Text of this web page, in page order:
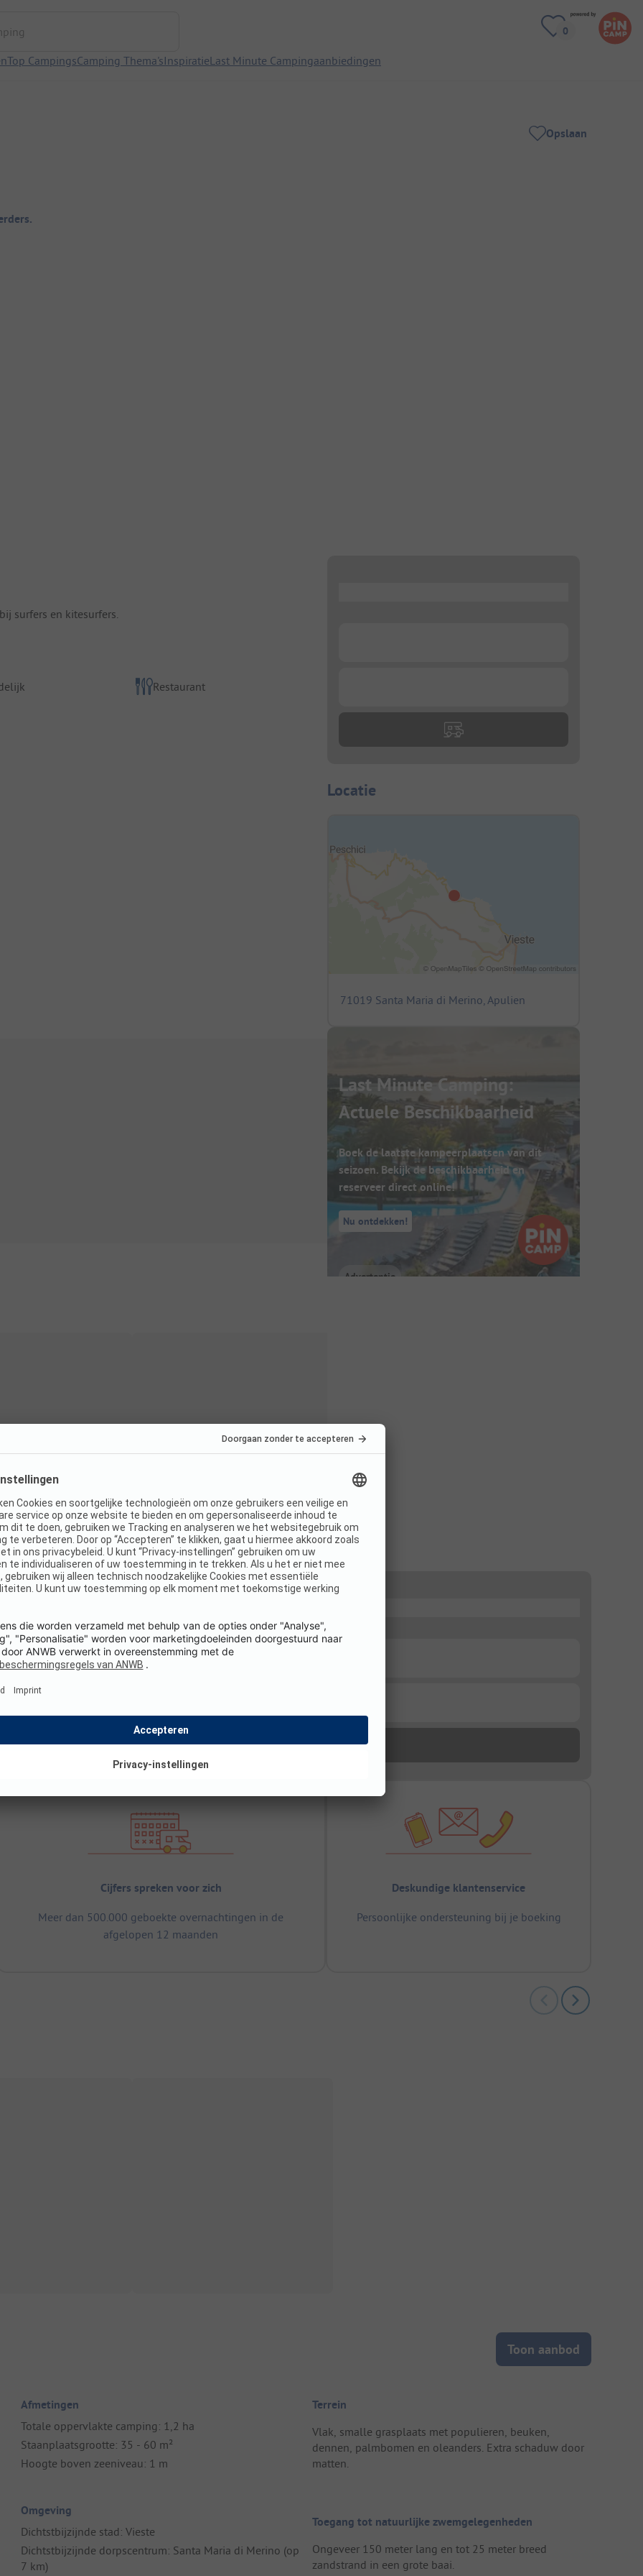
Top CampingsCamping Thema'sInspiratieLast Minute Campingaanbiedingen
Opslaan
surfers en kitesurfers.
Restaurant
Locatie
71019 Santa Maria di Merino, Apulien
Last Minute Camping:
Actuele Beschikbaarheid
Boek de laatste kampeerplaatsen van dit
seizoen. Bekijk de beschikbaarheid en
reserveer direct online!
Nu ontdekken!
Cijfers spreken voor zich
Meer dan 500.000 geboekte overnachtingen in de
afgelopen 12 maanden
Deskundige klantenservice
Persoonlijke ondersteuning bij je boeking
Toon aanbod
Afmetingen
Totale oppervlakte camping: 1,2 ha
Staanplaatsgrootte: 35 - 60 m²
Hoogte boven zeeniveau: 1 m
Omgeving
Dichtstbijzijnde stad: Vieste
Dichtstbijzijnde dorpscentrum: Santa Maria di Merino (op
7 km)
Terrein
Vlak, smalle grasplaats met populieren, beuken,
dennen, palmbomen en oleanders. Extra schaduw door
matten.
Toegang tot natuurlijke zwemgelegenheden
Ongeveer 150 meter lang en tot 25 meter breed
zandstrand in een grote baai.